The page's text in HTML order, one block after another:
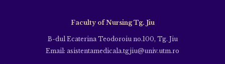
Faculty of Nursing Tg. Jiu
B-dul Ecaterina Teodoroiu no.100, Tg. Jiu
Email: asistentamedicala.tgjiu@univ.utm.ro